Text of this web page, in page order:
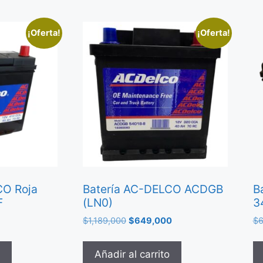
¡Oferta!
Roja
¡Oferta!
Batería AC-DELCO ACDGB
(LN0)
$1,189,000 $649,000
Añadir al carrito
$